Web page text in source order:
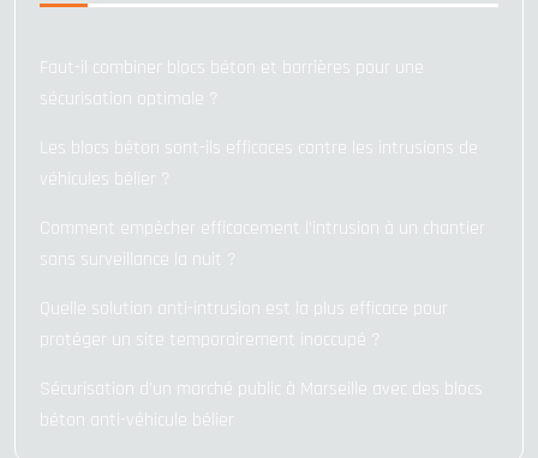
Faut-il combiner blocs béton et barrières pour une
sécurisation optimale ?
Les blocs béton sont-ils efficaces contre les intrusions de
véhicules bélier ?
Comment empêcher efficacement l’intrusion à un chantier
sans surveillance la nuit ?
Quelle solution anti-intrusion est la plus efficace pour
protéger un site temporairement inoccupé ?
Sécurisation d’un marché public à Marseille avec des blocs
béton anti-véhicule bélier